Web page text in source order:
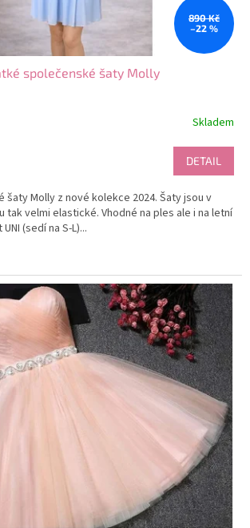
890 Kč
–22 %
společenské šaty Molly
Skladem
DETAIL
Molly z nové kolekce 2024. Šaty jsou v
tak velmi elastické. Vhodné na ples ale i na letní
(sedí na S-L)...